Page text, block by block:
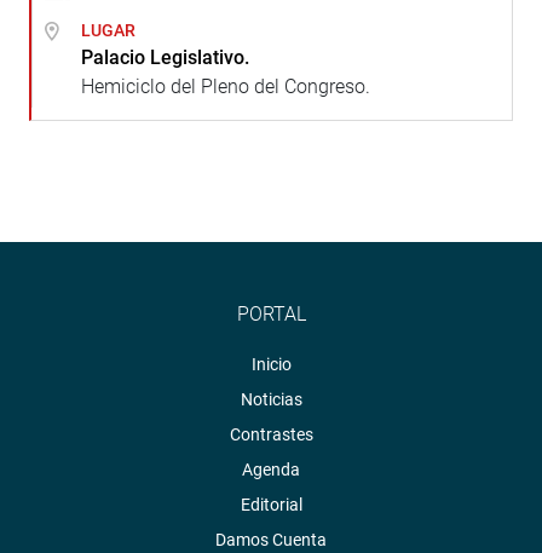
LUGAR
Palacio Legislativo.
Hemiciclo del Pleno del Congreso.
PORTAL
Inicio
Noticias
Contrastes
Agenda
Editorial
Damos Cuenta